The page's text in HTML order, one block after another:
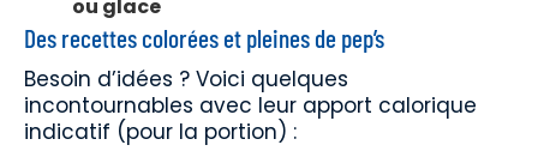
ou glace
Des recettes colorées et pleines de pep’s
Besoin d’idées ? Voici quelques
incontournables avec leur apport calorique
indicatif (pour la portion) :